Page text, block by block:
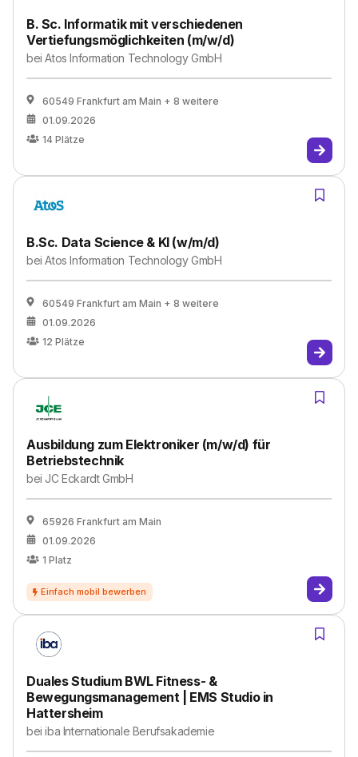
B. Sc. Informatik mit verschiedenen
Vertiefungsmöglichkeiten (m/w/d)
beiAtos Information Technology GmbH
60549 Frankfurt am Main + 8 weitere
01.09.2026
14 Plätze
B.Sc. Data Science & KI (w/m/d)
beiAtos Information Technology GmbH
60549 Frankfurt am Main + 8 weitere
01.09.2026
12 Plätze
Ausbildung zum Elektroniker (m/w/d) für
Betriebstechnik
bei JC Eckardt GmbH
65926 Frankfurt am Main
01.09.2026
1 Platz
Duales Studium BWL Fitness- &
Bewegungsmanagement | EMS Studio in
Hattersheim
beiiba Internationale Berufsakademie